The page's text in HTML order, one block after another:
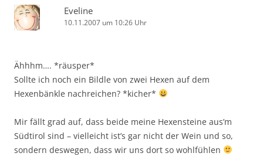
Eveline
10.11.2007 um 10:26 Uhr
Ähhhm…. *räusper*
Sollte ich noch ein Bildle von zwei Hexen auf dem
Hexenbänkle nachreichen? *kicher*
Mir fällt grad auf, dass beide meine Hexensteine aus’m
Südtirol sind – vielleicht ist’s gar nicht der Wein und so,
sondern deswegen, dass wir uns dort so wohlfühlen